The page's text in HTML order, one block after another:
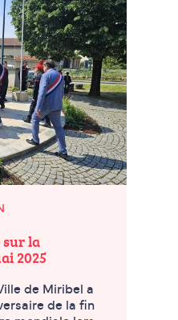
sur la
2025
de Miribel a
de la fin